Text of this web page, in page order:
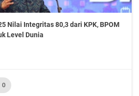
Nilai Integritas 80,3 dari KPK, BPOM
Level Dunia
0